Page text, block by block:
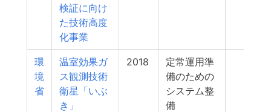
検証に向け
た技術高度
化事業
環
境
省
温室効果ガ
ス観測技術
衛星「いぶ
き」
2018
定常運用準
備のための
システム整
備